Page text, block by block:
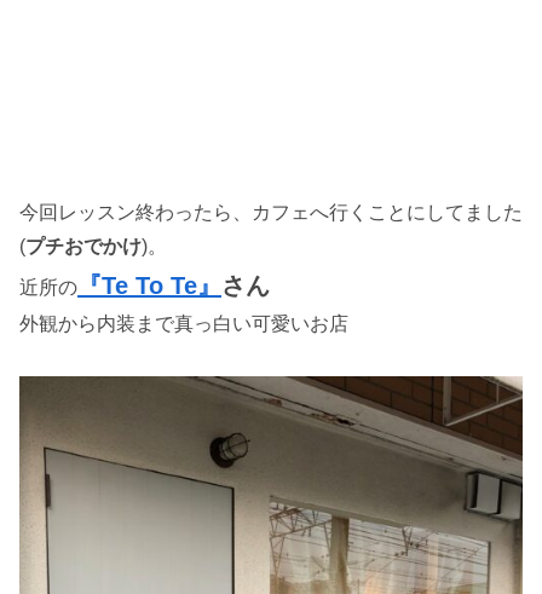
今回レッスン終わったら、カフェへ行くことにしてました
(プチおでかけ)。
近所の
『Te To Te』 さん
外観から内装まで真っ白い可愛いお店